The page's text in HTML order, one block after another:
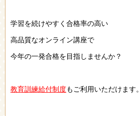
学習を続けやすく合格率の高い
高品質なオンライン講座で
今年の一発合格を目指しませんか？
教育訓練給付制度もご利用いただけます。